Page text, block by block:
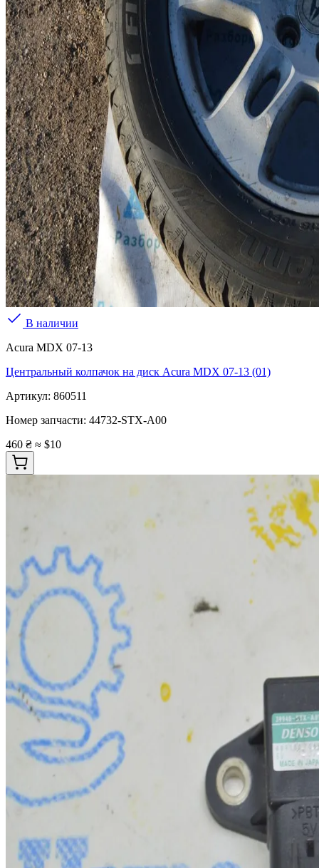
В наличии
Acura MDX 07-13
Центральный колпачок на диск Acura MDX 07-13 (01)
Артикул: 860511
Номер запчасти: 44732-STX-A00
460 ₴ ≈ $10